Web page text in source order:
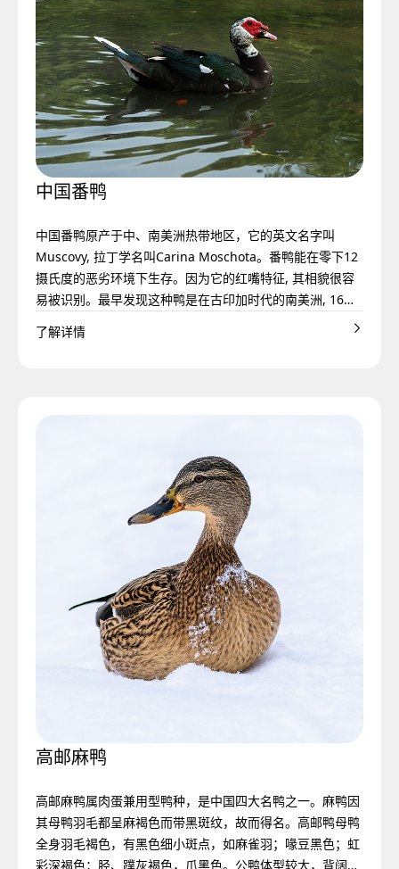
中国番鸭
中国番鸭原产于中、南美洲热带地区，它的英文名字叫
Muscovy, 拉丁学名叫Carina Moschota。番鸭能在零下12
摄氏度的恶劣环境下生存。因为它的红嘴特征, 其相貌很容
易被识别。最早发现这种鸭是在古印加时代的南美洲, 16世
纪哥伦布发现南美大陆时将其带到了欧洲，于1729年由欧洲
人引入到中国福建。据1763年编纂的《泉州府志》载：“番
水平状态。头中等大小，喙较短而窄，呈“雁形喙”。喙基部
和眼周围有红色或黑色皮瘤，上喙基部有一小块突起的肉
瘤，雄性较雌性发达。头顶有一排纵向长羽，受刺激时会竖
起。胸部宽而平，后腹不发达，尾狭长，翅膀长达尾部，腿
短而粗状。羽毛分黑、白、黑白花，少数呈银灰色和赤褐
了解详情
高邮麻鸭
高邮麻鸭属肉蛋兼用型鸭种，是中国四大名鸭之一。麻鸭因
其母鸭羽毛都呈麻褐色而带黑斑纹，故而得名。高邮鸭母鸭
全身羽毛褐色，有黑色细小斑点，如麻雀羽；喙豆黑色；虹
彩深褐色；胫、蹼灰褐色，爪黑色。公鸭体型较大，背阔肩
北京鸭是世界著名的优良肉用
鸭标准品种。具有生长发育
中国番鸭
为它的红嘴特征, 其相貌很容易
被识别。最早发现这种鸭是在
古印加时代的南美洲, 16世纪哥
伦布发现南美大陆时将其带到
高邮麻鸭属肉蛋兼用型鸭种，
是中国四大名鸭之一。麻鸭因
欧绒鸭，一种在一个多世纪前
的冰岛就已经受法律保护的个
法国巴巴拉白鸭
西班牙纳瓦尔®白鸭
峨眉山白鹅
霍尔多巴吉®白鹅
狮头®灰鹅
江白鹅，该鹅种主要分布于黑
龙江省绥北和松花江地区，因
产蛋量多，又被人们称为籽
鹅。该鹅种具有耐寒、耐粗饲
狮头®（皖西）白鹅
白色罗曼白鹅
白色罗曼白鹅是欧洲古老品
种，原产于意大利。经我国台
匈牙利白鹅（霍尔多
德国白鹅（埃姆登种
波兰白鹅（科鲁达®
英国白鹅 （埃姆登
西伯利亚白鹅
西伯利亚灰鹅 （沙
德林斯克鹅）
格陵兰岛
格陵兰岛大部分位于北极圈以
北，在漫长的冬季，这些地区
无法见到阳光。夏季的格陵兰
却有将近24小时的日照，海岸
地区：西伯利亚
关键词：极寒中的温暖
代表羽绒: 西伯利亚白鹅绒
德国
关键词：环境造就卓越品质
代表羽绒：德国白鹅绒
德国并非鹅绒的产量大国，但
波兰
代表羽绒：波兰科鲁达白鹅绒
名为“白色科鲁达”的白鹅品种。
在波兰共产主义时期， 政府成
功地搭建出金字塔结构的“白色
法国
关键词：“美味”的产业
代表羽绒：法国巴巴拉白鸭绒
与其他国家的水禽饲养传统不
匈牙利
地区：匈牙利
关键词：东欧“白金”
代表羽绒：匈牙利白鹅绒
鹅历史，这种传统的起源可以
记载，天主教徒在圣马丁日
（每年的11月11日）吃烧鹅的
习惯在中世纪时期便已广为流
西班牙
地区：西班牙
代表羽绒：纳瓦尔白鸭绒
山脉大西洋沿岸土地的古代欧
洲王国。几个世纪以来，这一
地区的传统习惯都被很好的传
中国北京
关键词：皇城血统
半岛，下临山东半岛，与天津
相邻，被河北省环绕，地势西
北高，东南低。北京的西部、
关键词：“天河”边的白鹅绒
代表羽绒：松花江®白鹅绒
松花江拥有一个非常美丽的别
名——“天河”。满族人民亲切地
中国安徽
心产区，六安地处安徽西部，
大别山北麓，这一地区统称为
“皖西”。平原地区海拔一般在
30—200米，山区海拔最高达
中国广东、广西、福
建
地区：中国广东、广西、福建
关键词：岭南“珍珠”
代表羽绒：中国番鸭绒
福建省，地处中国东南部，年
平均气温21摄氏度，无霜期
蛳、泥鳅、蚯蚓等丰富的天然
食饵，这些自然资源都为番鸭
的饲养和驯化提供了良好的条
件。黑番鸭的羽毛为黑色带墨